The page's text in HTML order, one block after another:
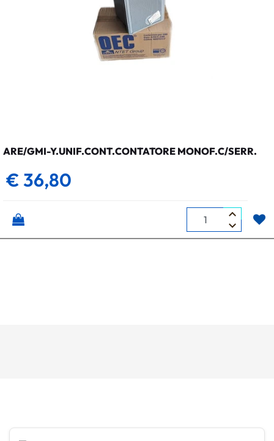
ARE/GMI-Y.UNIF.CONT.CONTATORE MONOF.C/SERR.
€ 36,80
Quantità